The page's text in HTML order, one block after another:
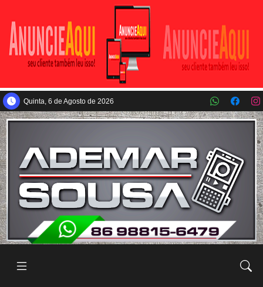
Pular para o conteúdo principal
Quinta, 6 de Agosto de 2026